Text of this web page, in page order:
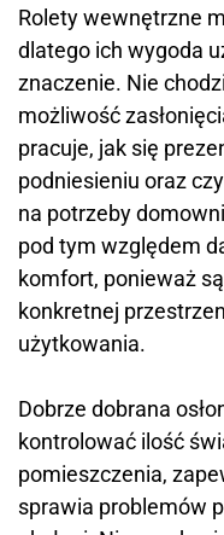
Rolety wewnętrzne
dlatego ich wygoda
znaczenie. Nie
możliwość
pracuje, jak się
podniesieniu oraz
na potrzeby
pod tym względem
komfort, ponieważ
konkretnej
użytkowania.
Dobrze dobrana
kontrolować ilość
pomieszczenia,
sprawia problemów